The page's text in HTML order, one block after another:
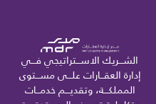
الشـــريك الاســـتراتيجي فـــي
إدارة العقـــارات علـــى مســـتوى
المملكـــة، وتقديـــم خدمـــات